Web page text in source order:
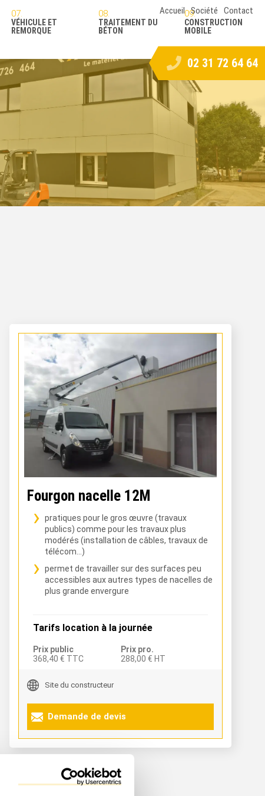
VÉHICULE ET
REMORQUE
TRAITEMENT DU
BÉTON
CONSTRUCTION
MOBILE
Accueil Société Contact
02 31 72 64 64
Fourgon nacelle 12M
pratiques pour le gros œuvre (travaux
publics) comme pour les travaux plus
modérés (installation de câbles, travaux de
télécom…)
permet de travailler sur des surfaces peu
accessibles aux autres types de nacelles de
plus grande envergure
Tarifs location à la journée
Prix public
368,40 € TTC
Prix pro.
288,00 € HT
Site du constructeur
Demande de devis